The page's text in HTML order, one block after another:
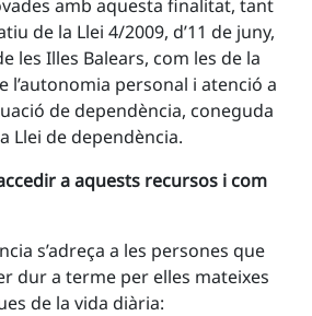
amb aquesta finalitat, tant
de la Llei 4/2009, d’11 de juny,
les Illes Balears, com les de la
l’autonomia personal i atenció a
de dependència, coneguda
Llei de dependència.
a aquests recursos i com
s’adreça a les persones que
dur a terme per elles mateixes
de la vida diària: